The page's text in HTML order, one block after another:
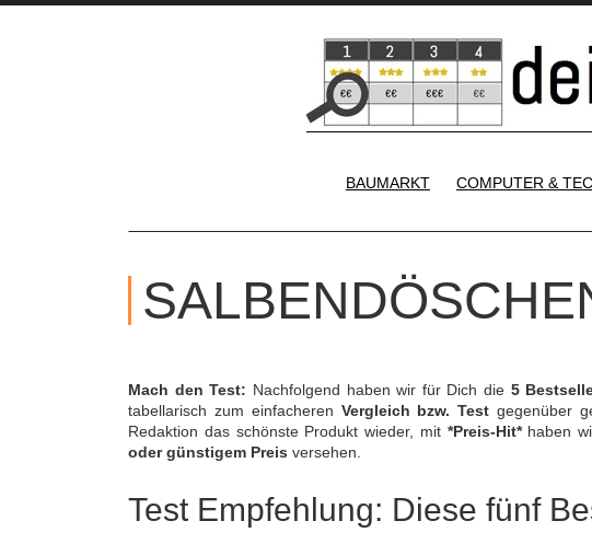
BAUMARKT
COMPUTER &
Mach den Test: Nachfolgend haben wir für Dich die 5
tabellarisch zum einfacheren Vergleich bzw. Test gegenüber
Redaktion das schönste Produkt wieder, mit *Preis-Hit*haben
oder günstigem Preis versehen.
Test Empfehlung: Diese fünf